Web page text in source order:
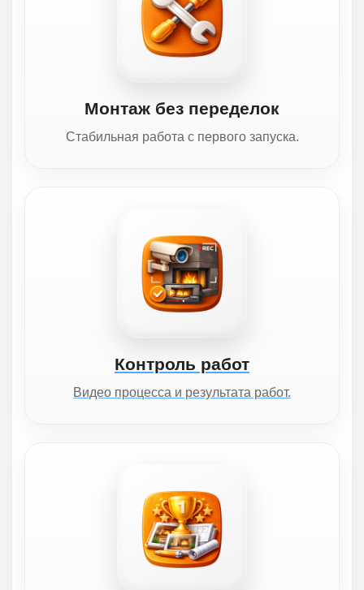
Монтаж без переделок
Стабильная работа с первого запуска.
Контроль работ
Видео процесса и результата работ.